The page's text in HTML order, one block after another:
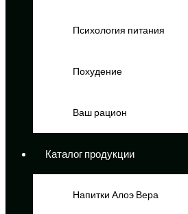
Психология питания
Похудение
Ваш рацион
Каталог продукции
Напитки Алоэ Вера